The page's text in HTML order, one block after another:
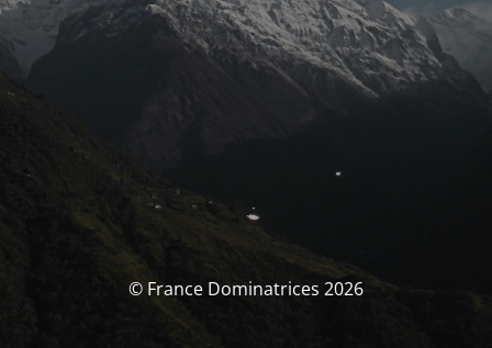
© France Dominatrices 2026